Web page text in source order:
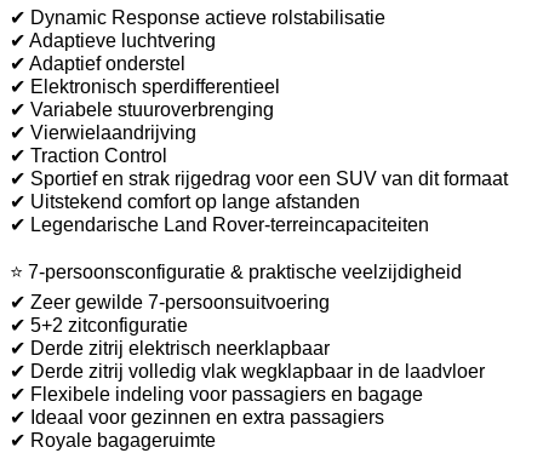
✔ Dynamic Response actieve rolstabilisatie
✔ Adaptieve luchtvering
✔ Adaptief onderstel
✔ Elektronisch sperdifferentieel
✔ Variabele stuuroverbrenging
✔ Vierwielaandrijving
✔ Traction Control
✔ Sportief en strak rijgedrag voor een SUV van dit formaat
✔ Uitstekend comfort op lange afstanden
✔ Legendarische Land Rover-terreincapaciteiten
⭐ 7-persoonsconfiguratie & praktische veelzijdigheid
✔ Zeer gewilde 7-persoonsuitvoering
✔ 5+2 zitconfiguratie
✔ Derde zitrij elektrisch neerklapbaar
✔ Derde zitrij volledig vlak wegklapbaar in de laadvloer
✔ Flexibele indeling voor passagiers en bagage
✔ Ideaal voor gezinnen en extra passagiers
✔ Royale bagageruimte